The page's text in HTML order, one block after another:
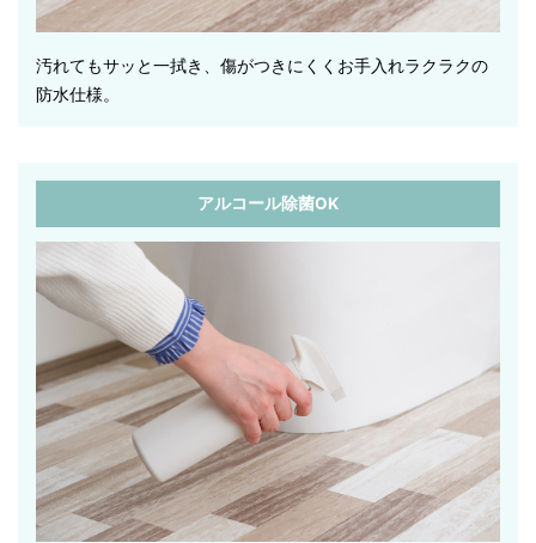
汚れてもサッと一拭き、傷がつきにくくお手入れラクラクの
防水仕様。
アルコール除菌OK